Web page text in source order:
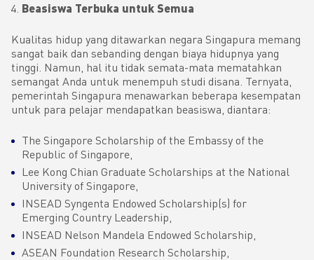
Beasiswa Terbuka untuk Semua
Kualitas hidup yang ditawarkan negara Singapura memang
sangat baik dan sebanding dengan biaya hidupnya yang
tinggi. Namun, hal itu tidak semata-mata mematahkan
semangat Anda untuk menempuh studi disana. Ternyata,
pemerintah Singapura menawarkan beberapa kesempatan
untuk para pelajar mendapatkan beasiswa, diantara:
The Singapore Scholarship of the Embassy of the
Republic of Singapore,
Lee Kong Chian Graduate Scholarships at the National
University of Singapore,
INSEAD Syngenta Endowed Scholarship(s) for
Emerging Country Leadership,
INSEAD Nelson Mandela Endowed Scholarship,
ASEAN Foundation Research Scholarship,